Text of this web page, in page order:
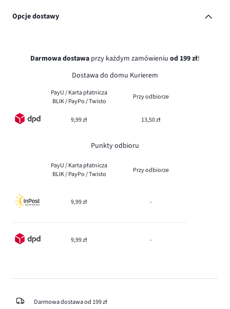
Opcje dostawy
Darmowa dostawa przy każdym zamówieniu od 199 zł!
Dostawa do domu Kurierem
PayU / Karta płatnicza
BLIK / PayPo / Twisto
Przy odbiorze
9,99 zł 13,50 zł
Punkty odbioru
PayU / Karta płatnicza
BLIK / PayPo / Twisto
Przy odbiorze
9,99 zł -
9,99 zł -
Darmowa dostawa od 199 zł